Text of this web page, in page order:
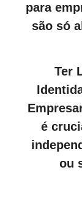
para
são só
Ter
é
ou